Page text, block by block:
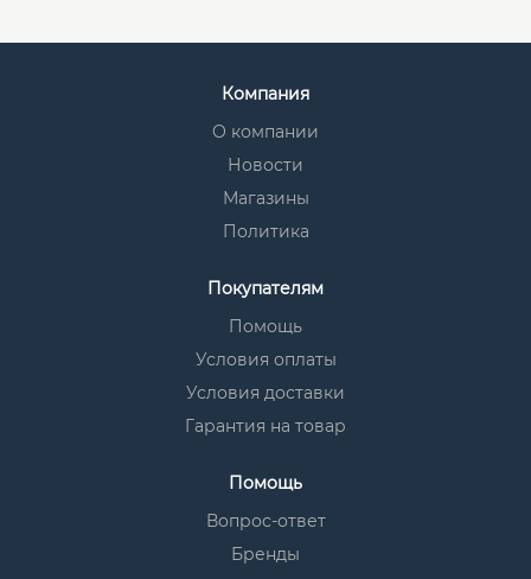
Компания
О компании
Новости
Магазины
Политика
Покупателям
Помощь
Условия оплаты
Условия доставки
Гарантия на товар
Помощь
Вопрос-ответ
Бренды